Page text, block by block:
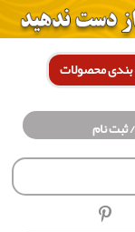
محصولات
نام